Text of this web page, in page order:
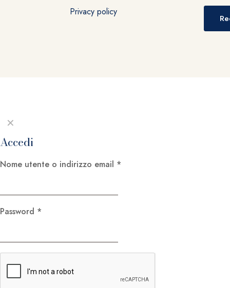
Privacy policy
✕
Accedi
Nome utente o indirizzo email *
Password *